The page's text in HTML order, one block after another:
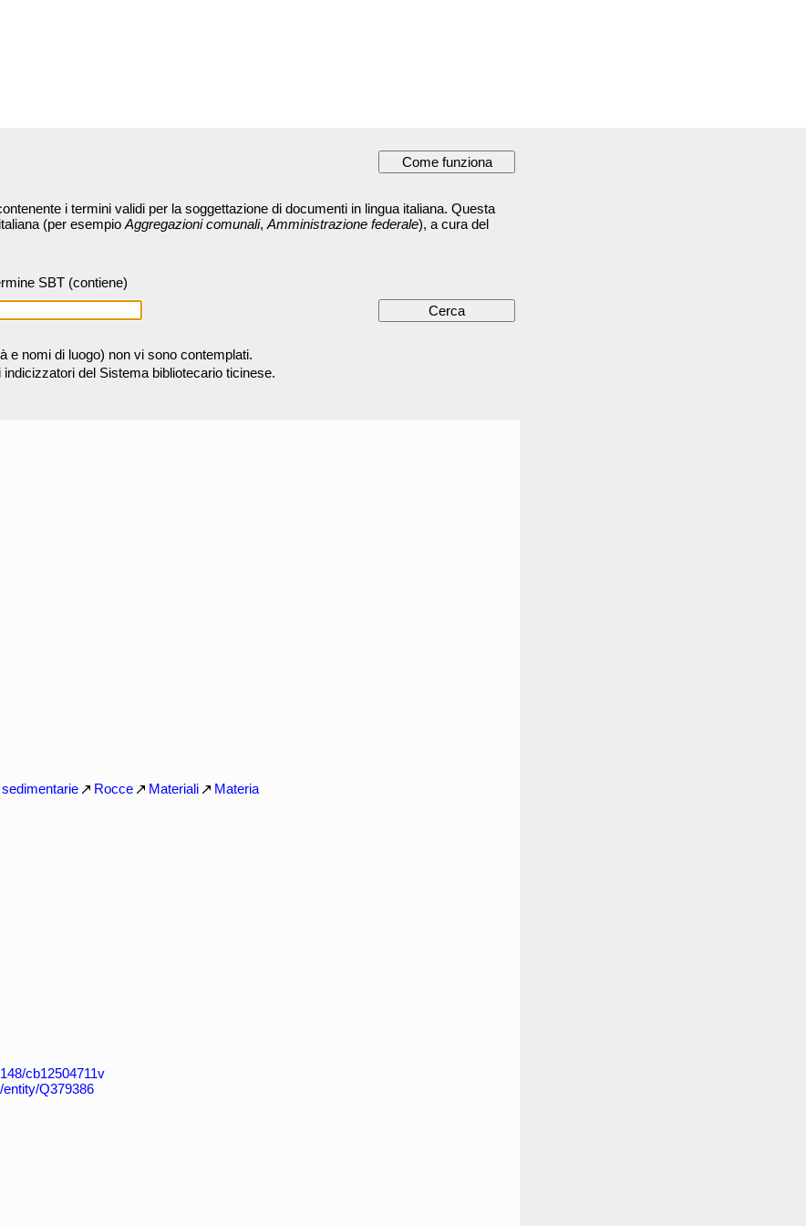
i termini validi per la soggettazione di documenti in lingua italiana. Questa
(per esempio Aggregazioni comunali, Amministrazione federale), a cura del
SBT (contiene)
e nomi di luogo) non vi sono contemplati.
del Sistema bibliotecario ticinese.
Rocce Materiali Materia
cb12504711v
Q379386